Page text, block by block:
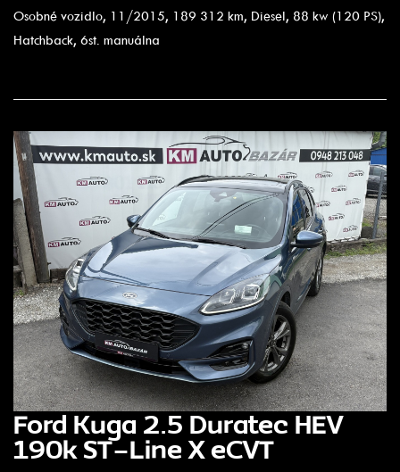
Osobné vozidlo, 11/2015, 189 312 km, Diesel, 88 kw (120 PS),
Hatchback, 6st. manuálna
Ford Kuga 2.5 Duratec HEV
190k ST-Line X eCVT